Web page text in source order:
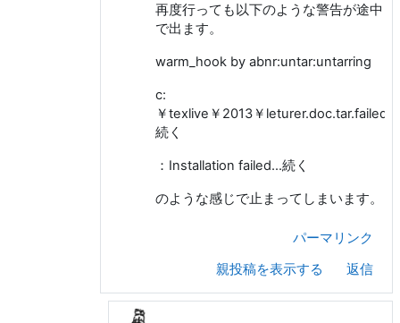
再度行っても以下のような警告が途中
で出ます。
warm_hook by abnr:untar:untarring
c:
￥texlive￥2013￥leturer.doc.tar.failed…
続く
：Installation failed…続く
のような感じで止まってしまいます。
パーマリンク
親投稿を表示する
返信